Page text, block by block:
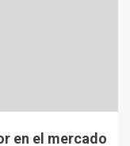
en el mercado